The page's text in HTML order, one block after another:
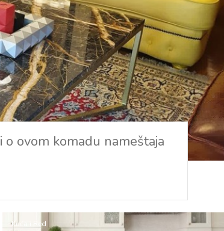
ovom komadu nameštaja
Kuća i Red